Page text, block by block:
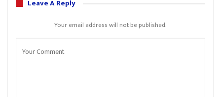
Leave A Reply
Your email address will not be published.